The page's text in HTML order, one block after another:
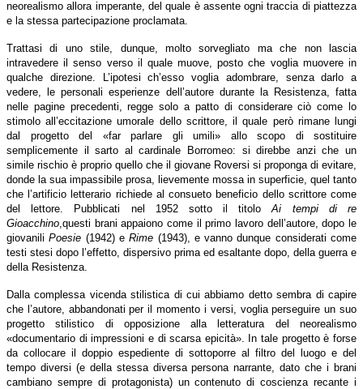
neorealismo allora imperante, del quale è assente ogni traccia di piattezza
e la stessa partecipazione proclamata.
Trattasi di uno stile, dunque, molto sorvegliato ma che non lascia
intravedere il senso verso il quale muove, posto che voglia muovere in
qualche direzione. L’ipotesi ch’esso voglia adombrare, senza darlo a
vedere, le personali esperienze dell’autore durante la Resistenza, fatta
nelle pagine precedenti, regge solo a patto di considerare ciò come lo
stimolo all’eccitazione umorale dello scrittore, il quale però rimane lungi
dal progetto del «far parlare gli umili» allo scopo di sostituire
semplicemente il sarto al cardinale Borromeo: si direbbe anzi che un
simile rischio è proprio quello che il giovane Roversi si proponga di evitare,
donde la sua impassibile prosa, lievemente mossa in superficie, quel tanto
che l’artificio letterario richiede al consueto beneficio dello scrittore come
del lettore. Pubblicati nel 1952 sotto il titoloAi tempi di re
Gioacchino ,questi brani appaiono come il primo lavoro dell’autore, dopo le
giovaniliPoesie (1942) eRime (1943), e vanno dunque considerati come
testi stesi dopo l’effetto, dispersivo prima ed esaltante dopo, della guerra e
della Resistenza.
Dalla complessa vicenda stilistica di cui abbiamo detto sembra di capire
che l’autore, abbandonati per il momento i versi, voglia perseguire un suo
progetto stilistico di opposizione alla letteratura del neorealismo
«documentario di impressioni e di scarsa epicità». In tale progetto è forse
da collocare il doppio espediente di sottoporre al filtro del luogo e del
tempo diversi (e della stessa diversa persona narrante, dato che i brani
cambiano sempre di protagonista) un contenuto di coscienza recante i